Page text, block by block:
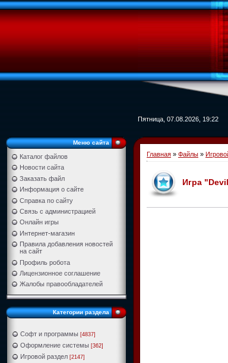
Пятница, 07.08.2026, 19:22
Меню сайта
Каталог файлов
Новости сайта
Заказать файл
Информация о сайте
Справка по сайту
Связь с администрацией
Онлайн игры
Интернет-магазин
Правила добавления новостей
на сайт
Профиль робота
Лицензионное соглашение
Жалобы правообладателей
Категории раздела
Софт и программы [4837]
Оформление системы [362]
Игровой раздел [2147]
Главная » Файлы »
Игра